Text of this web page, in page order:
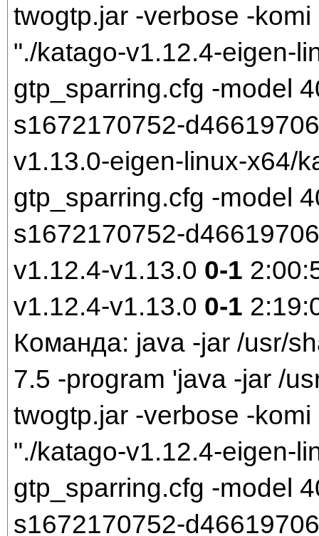
twogtp.jar -verbose -
"./katago-v1.12.4-eigen-
gtp_sparring.cfg -model
s1672170752-
v1.13.0-eigen-linux-x64/
gtp_sparring.cfg -model
s1672170752-
v1.12.4-v1.13.0 0-1
v1.12.4-v1.13.0 0-1
Команда: java -jar /usr/
7.5 -program 'java -jar /
twogtp.jar -verbose -
"./katago-v1.12.4-eigen-
gtp_sparring.cfg -model
s1672170752-